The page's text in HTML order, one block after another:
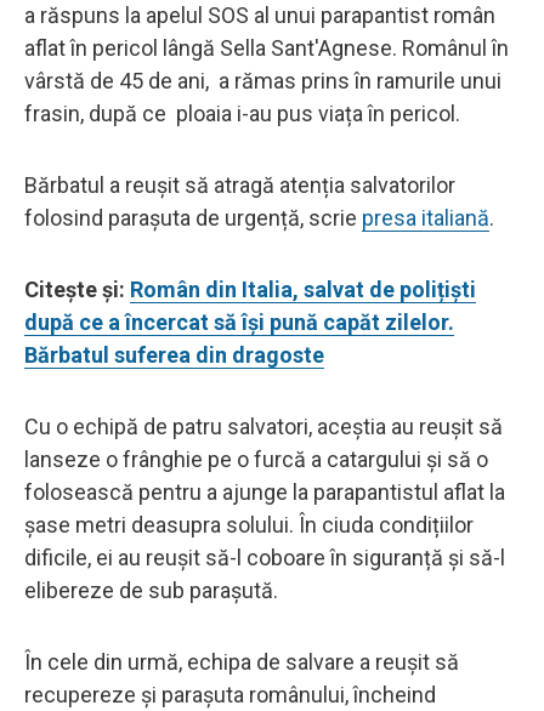
a răspuns la apelul SOS al unui parapantist român
aflat în pericol lângă Sella Sant'Agnese. Românul în
vârstă de 45 de ani, a rămas prins în ramurile unui
frasin, după ce ploaia i-au pus viața în pericol.
Bărbatul a reușit să atragă atenția salvatorilor
folosind parașuta de urgență, scrie presa italiană.
Citește și: Român din Italia, salvat de polițiști
după ce a încercat să își pună capăt zilelor.
Bărbatul suferea din dragoste
Cu o echipă de patru salvatori, aceștia au reușit să
lanseze o frânghie pe o furcă a catargului și să o
folosească pentru a ajunge la parapantistul aflat la
șase metri deasupra solului. În ciuda condițiilor
dificile, ei au reușit să-l coboare în siguranță și să-l
elibereze de sub parașută.
În cele din urmă, echipa de salvare a reușit să
recupereze și parașuta românului, încheind